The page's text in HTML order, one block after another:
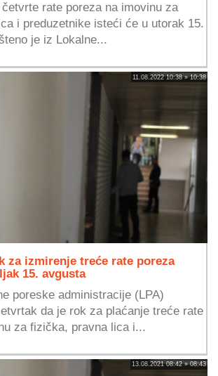
rate poreza na imovinu za
i preduzetnike isteći će u utorak 15.
je iz Lokalne...
11.08.2022 10:38 » 10:38
za izmirenje treće rate poreza
15. avgusta
poreske administracije (LPA)
da je rok za plaćanje treće rate
za fizička, pravna lica i...
13.08.2021 08:42 » 08:43